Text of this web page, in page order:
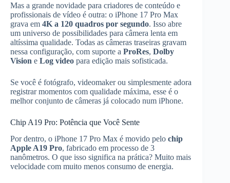
Mas a grande novidade para criadores de conteúdo e
profissionais de vídeo é outra: o iPhone 17 Pro Max
grava em 4K a 120 quadros por segundo. Isso abre
um universo de possibilidades para câmera lenta em
altíssima qualidade. Todas as câmeras traseiras gravam
nessa configuração, com suporte a ProRes, Dolby
Vision e Log video para edição mais sofisticada.
Se você é fotógrafo, videomaker ou simplesmente adora
registrar momentos com qualidade máxima, esse é o
melhor conjunto de câmeras já colocado num iPhone.
Chip A19 Pro: Potência que Você Sente
Por dentro, o iPhone 17 Pro Max é movido pelo chip
Apple A19 Pro, fabricado em processo de 3
nanômetros. O que isso significa na prática? Muito mais
velocidade com muito menos consumo de energia.